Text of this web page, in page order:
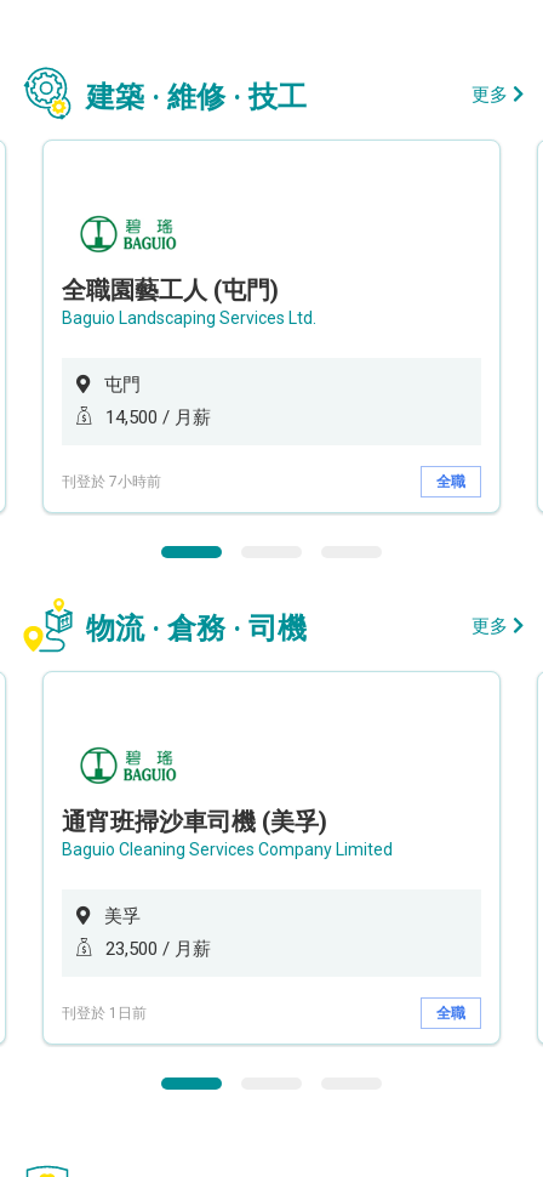
建築 · 維修 · 技工 更多
全職園藝工人 (屯門)
Baguio Landscaping Services Ltd.
屯門
14,500 / 月薪
刊登於 7小時前 全職
物流 · 倉務 · 司機 更多
通宵班掃沙車司機 (美孚)
Baguio Cleaning Services Company Limited
美孚
23,500 / 月薪
刊登於 1日前 全職